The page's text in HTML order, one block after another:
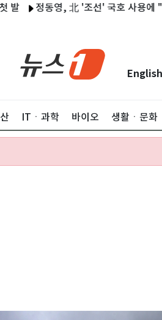
영, 北 '조선' 국호 사용에 "공론화 먼
English
ITㆍ과학 바이오 생활ㆍ문화